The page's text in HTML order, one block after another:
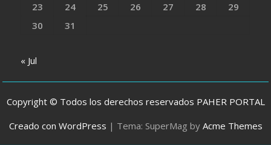
23
24 25 26 27 28
29
30
31
« Jul
Copyright © Todos los derechos reservados PAHER PORTAL
Creado con WordPress | Tema: SuperMag by Acme Themes